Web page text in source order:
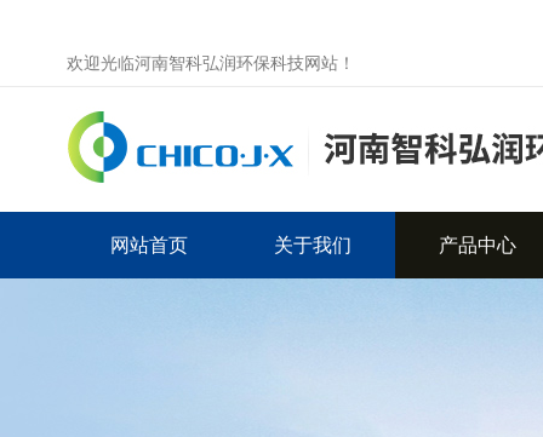
欢迎光临河南智科弘润环保科技网站！
网站首页 关于我们 产品中心